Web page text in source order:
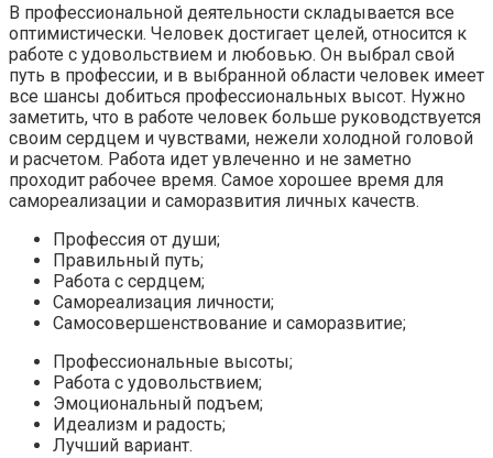
В профессиональной деятельности складывается все
оптимистически. Человек достигает целей, относится к
работе с удовольствием и любовью. Он выбрал свой
путь в профессии, и в выбранной области человек имеет
все шансы добиться профессиональных высот. Нужно
заметить, что в работе человек больше руководствуется
своим сердцем и чувствами, нежели холодной головой
и расчетом. Работа идет увлеченно и не заметно
проходит рабочее время. Самое хорошее время для
самореализации и саморазвития личных качеств.
Профессия от души;
Правильный путь;
Работа с сердцем;
Самореализация личности;
Самосовершенствование и саморазвитие;
Профессиональные высоты;
Работа с удовольствием;
Эмоциональный подъем;
Идеализм и радость;
Лучший вариант.